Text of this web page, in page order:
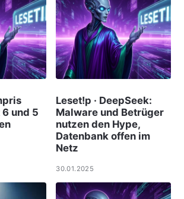
und 5
Leset!p · DeepSeek:
Malware und Betrüger
nutzen den Hype,
Datenbank offen im
Netz
30.01.2025